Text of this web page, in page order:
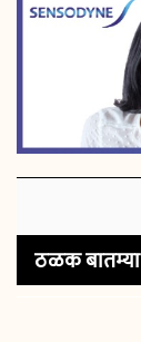
ठळक बातम्या